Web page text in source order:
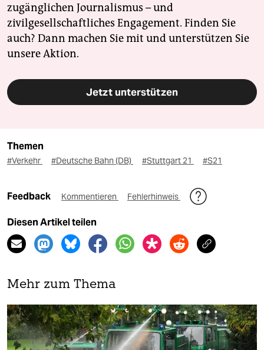
zugänglichen Journalismus – und
zivilgesellschaftliches Engagement. Finden Sie
auch? Dann machen Sie mit und unterstützen Sie
unsere Aktion.
Jetzt unterstützen
Themen
#Verkehr #Deutsche Bahn (DB) #Stuttgart 21 #S21
Feedback Kommentieren Fehlerhinweis
Diesen Artikel teilen
Mehr zum Thema